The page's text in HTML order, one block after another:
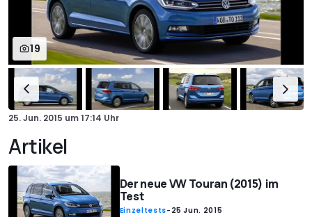
19
25. Jun. 2015 um17:14 Uhr
Artikel
Der neue VW Touran (2015) im
Test
Einzeltests- 25 Jun. 2015